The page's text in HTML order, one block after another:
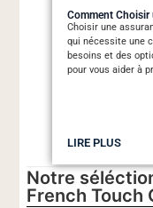
Comment Choisir
Choisir une
qui nécessite une
besoins et des
pour vous aider à
LIRE PLUS
Notre
French Touch